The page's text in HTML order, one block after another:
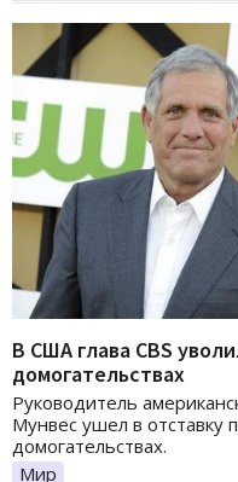
В США глава CBS
домогательствах
Руководитель
Мунвес ушел в отставку
домогательствах.
Мир